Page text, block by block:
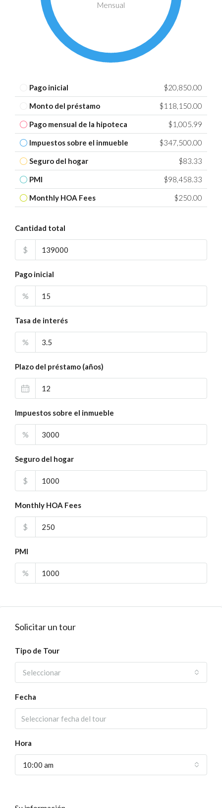
Mensual
Pago inicial $20,850.00
Monto del préstamo $118,150.00
Pago mensual de la hipoteca $1,005.99
Impuestos sobre el inmueble $347,500.00
Seguro del hogar $83.33
PMI $98,458.33
Monthly HOA Fees $250.00
Cantidad total
$
Pago inicial
%
Tasa de interés
%
Plazo del préstamo (años)
Impuestos sobre el inmueble
%
Seguro del hogar
$
Monthly HOA Fees
$
PMI
%
Solicitar un tour
Tipo de Tour
Seleccionar
Fecha
Hora
10:00 am